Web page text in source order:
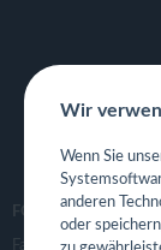
FOLGE UNS
Facebook
Wir
Wenn Sie
anderen
oder